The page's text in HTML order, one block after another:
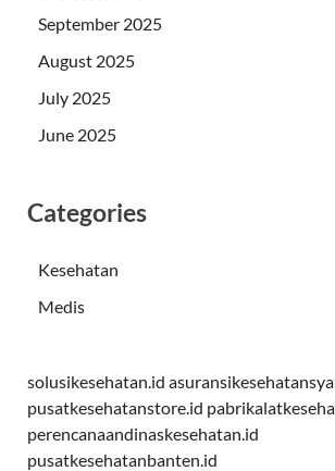
September 2025
August 2025
July 2025
June 2025
Categories
Kesehatan
Medis
solusikesehatan.id
pusatkesehatanstore.id
perencanaandinaskesehatan.id
pusatkesehatanbanten.id